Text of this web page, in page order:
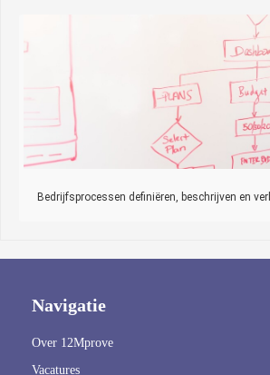
Bedrijfsprocessen definiëren, beschrijven en
Navigatie
Over 12Mprove
Vacatures